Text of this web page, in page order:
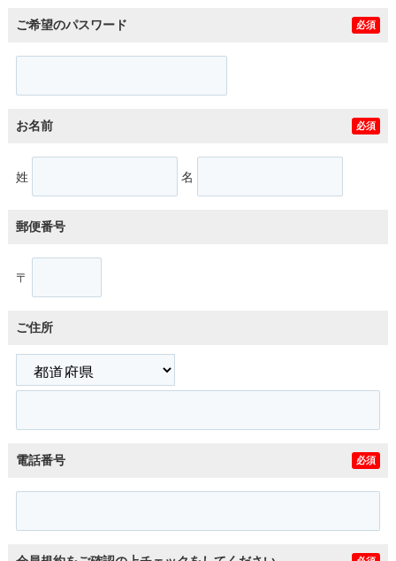
ご希望のパスワード 必須
お名前 必須
姓 名
郵便番号
〒
ご住所
電話番号 必須